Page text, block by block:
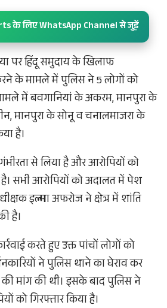
के लिए WhatsApp Channel से जुड़ें
पर हिंदू समुदाय के खिलाफ
के मामले में पुलिस ने 5 लोगों को
में बवगानियां के अकरम, मानपुरा के
मानपुरा के सोनू व चनालमाजरा के
है।
से लिया है और आरोपियों को
है। सभी आरोपियों को अदालत में पेश
इल्मा अफरोज ने क्षेत्र में शांति
है।
करते हुए उक्त पांचों लोगों को
ने पुलिस थाने का घेराव कर
की मांग की थी। इसके बाद पुलिस ने
को गिरफ्तार किया है।